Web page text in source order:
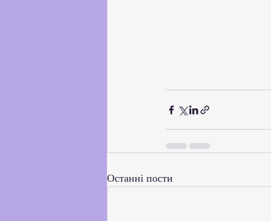
Останні пости